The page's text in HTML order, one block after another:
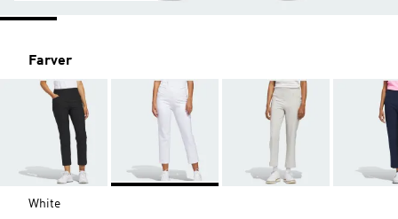
Farver
White